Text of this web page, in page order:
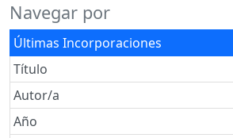
Navegar por
Últimas Incorporaciones
Título
Autor/a
Año